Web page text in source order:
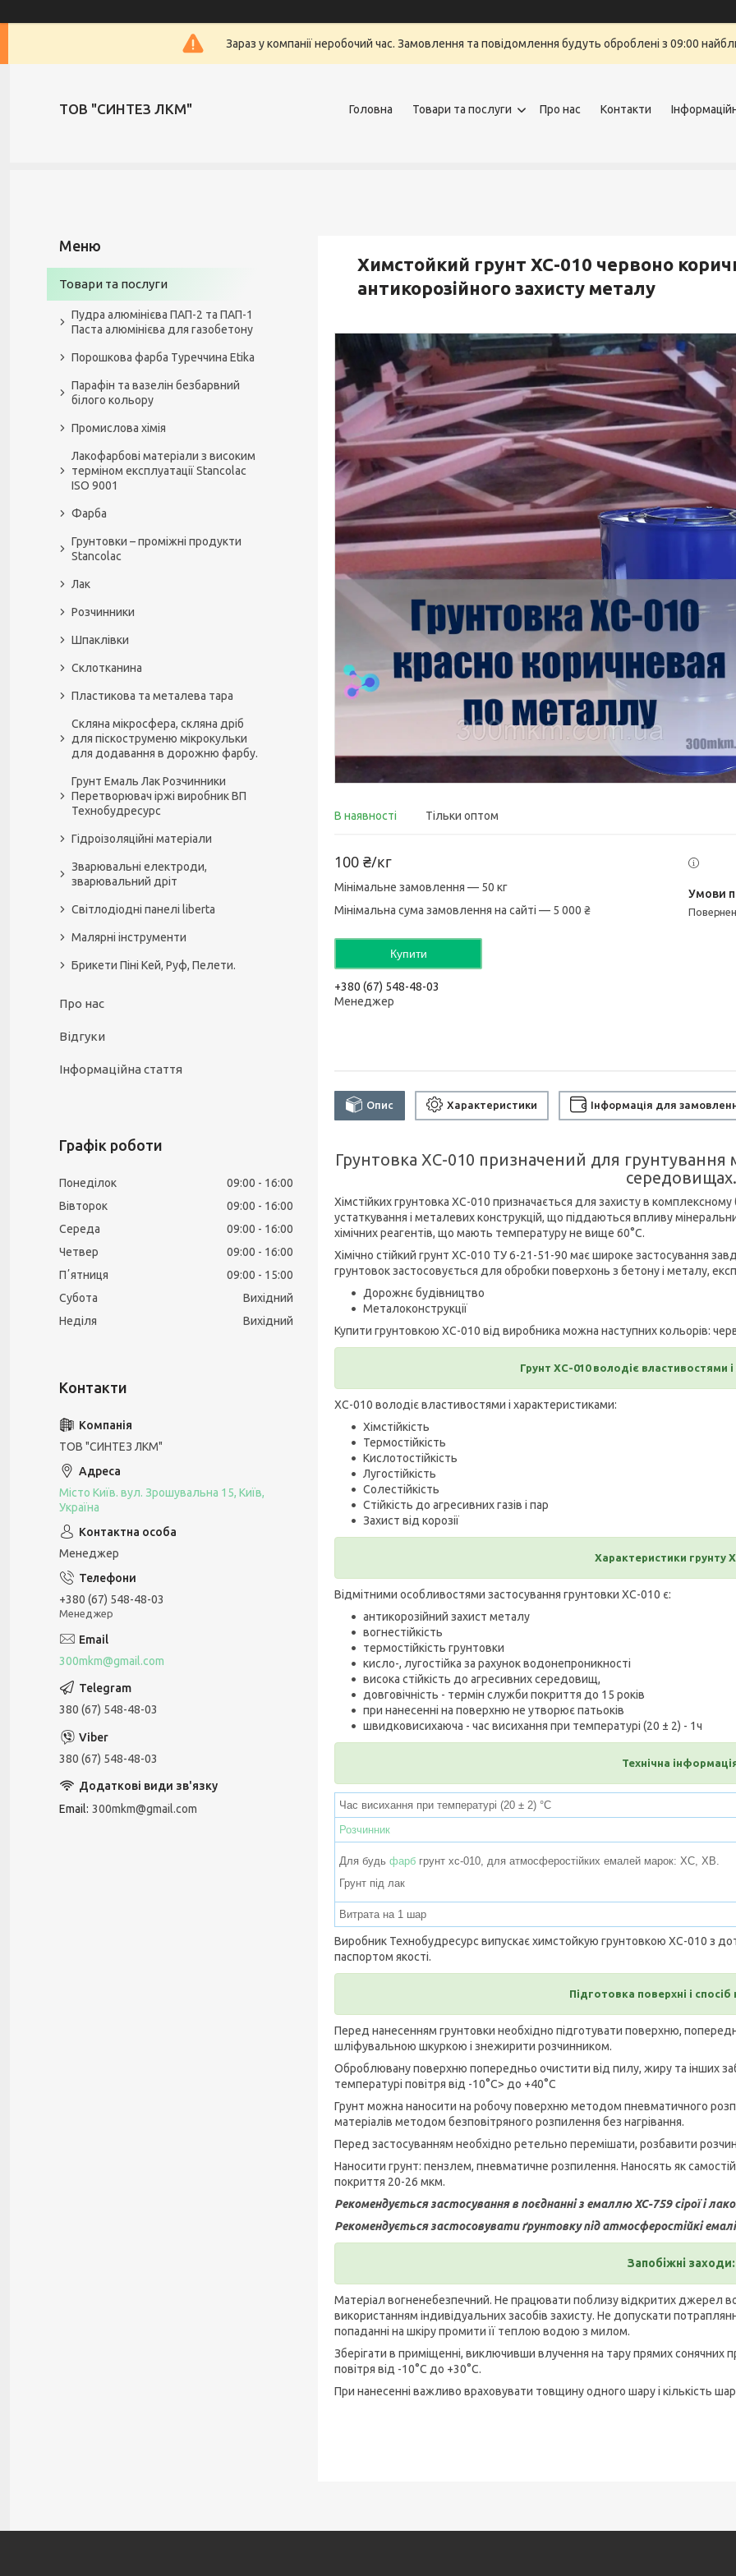
Зараз у компанії неробочий час. Замовлення та повідомлення будуть оброблені з 09:00
ТОВ "СИНТЕЗ ЛКМ" Головна Товари та послуги Про нас Контакти
Химстойкий грунт ХС-010 червоно
антикорозійного захисту металу
В наявності Тільки оптом
100 ₴/кг
Мінімальне замовлення — 50 кг
Мінімальна сума замовлення на сайті — 5 000 ₴
Купити
+380 (67) 548-48-03
Менеджер
Опис Характеристики Інформація для
Грунтовка ХС-010 призначений для грунтування
середовищах.
Хімстійких грунтовка ХС-010 призначається для захисту в
устаткування і металевих конструкцій, що піддаються впливу
хімічних реагентів, що мають температуру не вище 60°С.
Хімічно стійкий грунт ХС-010 ТУ 6-21-51-90 має широке застосування
грунтовок застосовується для обробки поверхонь з бетону і металу,
Дорожнє будівництво
Металоконструкції
Купити грунтовкою ХС-010 від виробника можна наступних кольорів:
Грунт ХС-010 володіє властивостями
ХС-010 володіє властивостями і характеристиками:
Хімстійкість
Термостійкість
Кислотостійкість
Лугостійкість
Солестійкість
Стійкість до агресивних газів і пар
Захист від корозії
Характеристики грунту
Відмітними особливостями застосування грунтовки ХС-010 є:
антикорозійний захист металу
вогнестійкість
термостійкість грунтовки
кисло-, лугостійка за рахунок водонепроникності
висока стійкість до агресивних середовищ,
довговічність - термін служби покриття до 15 років
при нанесенні на поверхню не утворює патьоків
швидковисихаюча - час висихання при температурі (20 ± 2) - 1ч
Технічна
Час висихання при температурі (20 ± 2) °C
Розчинник
Для будь фарб грунт хс-010, для атмосферостійких емалей марок: ХС, ХВ.
Грунт під лак
Витрата на 1 шар
Виробник Технобудресурс випускає химстойкую грунтовкою ХС-010 з
паспортом якості.
Підготовка поверхні і спосіб
Перед нанесенням грунтовки необхідно підготувати поверхню,
шліфувальною шкуркою і знежирити розчинником.
Оброблювану поверхню попередньо очистити від пилу, жиру та інших
температурі повітря від -10°C> до +40°C
Грунт можна наносити на робочу поверхню методом пневматичного
матеріалів методом безповітряного розпилення без нагрівання.
Перед застосуванням необхідно ретельно перемішати, розбавити
Наносити грунт: пензлем, пневматичне розпилення. Наносять як
покриття 20-26 мкм.
Рекомендується застосування в поєднанні з емаллю ХС-759 сірої і
Рекомендується застосовувати ґрунтовку під атмосферостійкі
Запобіжні заходи:
Матеріал вогненебезпечний. Не працювати поблизу відкритих джерел
використанням індивідуальних засобів захисту. Не допускати
попаданні на шкіру промити її теплою водою з милом.
Зберігати в приміщенні, виключивши влучення на тару прямих сонячних
повітря від -10°С до +30°С.
При нанесенні важливо враховувати товщину одного шару і кількість
Товари та послуги
Пудра алюмінієва ПАП-2 та ПАП-1
Паста алюмінієва для газобетону
Порошкова фарба Туреччина Etika
Парафін та вазелін безбарвний
білого кольору
Промислова хімія
Лакофарбові матеріали з високим
терміном експлуатації Stancolac
ISO 9001
Фарба
Грунтовки – проміжні продукти
Stancolac
Лак
Розчинники
Шпаклівки
Склотканина
Пластикова та металева тара
Скляна мікросфера, скляна дріб
для піскоструменю мікрокульки
для додавання в дорожню фарбу.
Грунт Емаль Лак Розчинники
Перетворювач іржі виробник ВП
Технобудресурс
Гідроізоляційні матеріали
Зварювальні електроди,
зварювальний дріт
Світлодіодні панелі liberta
Малярні інструменти
Брикети Піні Кей, Руф, Пелети.
Про нас
Відгуки
Інформаційна стаття
Графік роботи
Понеділок 09:00
16:00
Вівторок
09:00
16:00
Середа
09:00
16:00
Четвер
09:00
16:00
Пʼятниця
09:00
15:00
Субота
Вихідний
Неділя
Вихідний
ТОВ "СИНТЕЗ ЛКМ"
Місто Київ. вул. Зрошувальна 15, Київ,
Україна
Менеджер
+380 (67) 548-48-03
Менеджер
300mkm@gmail.com
380 (67) 548-48-03
380 (67) 548-48-03
Email 300mkm@gmail.com